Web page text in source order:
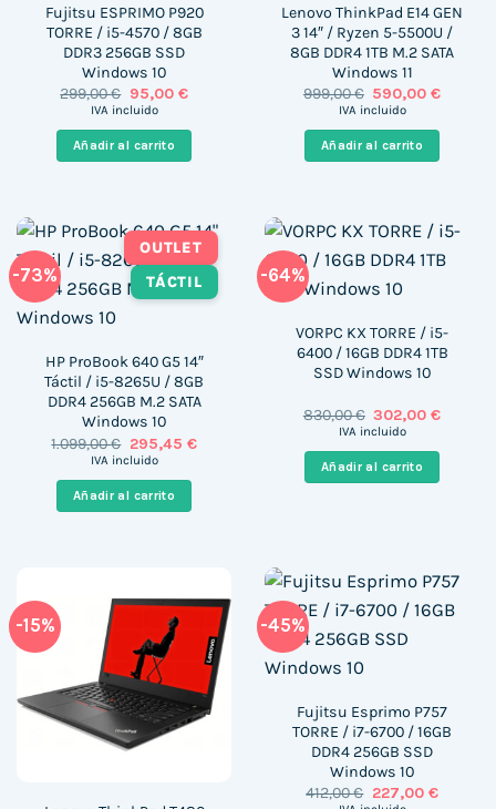
Fujitsu ESPRIMO P920
TORRE / i5-4570 / 8GB
DDR3 256GB SSD
Windows 10
299,00€ El
precio
era:
299,00 €.
95,00 €El
es:
95,00 €.
IVA incluido
Añadir al carrito
Lenovo ThinkPad E14 GEN
3 14″ / Ryzen 5-5500U /
8GB DDR4 1TB M.2 SATA
Windows 11
999,00€ El
precio
era:
999,00 €.
590,00€El
IVA incluido
Añadir al carrito
-73%
OUTLET
TÁCTIL
HP ProBook 640 G5 14″
Táctil / i5-8265U / 8GB
DDR4 256GB M.2 SATA
Windows 10
1.099,00€ El
precio
era:
1.099,00 €.
295,45 €El
IVA incluido
Añadir al carrito
-64%
VORPC KX TORRE / i5-
6400 / 16GB DDR4 1TB
SSD Windows 10
830,00€ El
precio
era:
830,00 €.
302,00€El
IVA incluido
Añadir al carrito
-15% -45%
Fujitsu Esprimo P757
TORRE / i7-6700 / 16GB
DDR4 256GB SSD
Windows 10
412,00€ El
227,00 €El